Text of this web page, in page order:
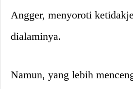
Angger, menyoroti
dialaminya.
Namun, yang lebih